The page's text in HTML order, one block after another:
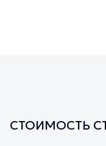
СТОИМОСТЬ